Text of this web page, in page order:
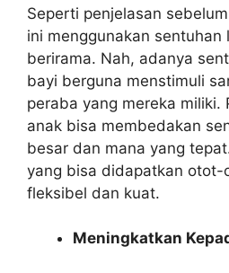
Seperti penjelasan
ini menggunakan sentuhan
berirama. Nah, adanya
bayi berguna menstimuli
peraba yang mereka miliki.
anak bisa membedakan
besar dan mana yang
yang bisa didapatkan
fleksibel dan kuat.
Meningkatkan